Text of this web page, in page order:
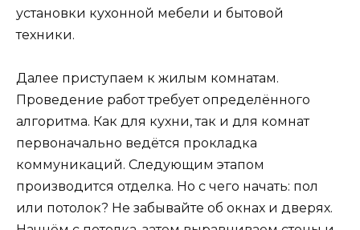
установки кухонной мебели и бытовой
техники.
Далее приступаем к жилым комнатам.
Проведение работ требует определённого
алгоритма. Как для кухни, так и для комнат
первоначально ведётся прокладка
коммуникаций. Следующим этапом
производится отделка. Но с чего начать: пол
или потолок? Не забывайте об окнах и дверях.